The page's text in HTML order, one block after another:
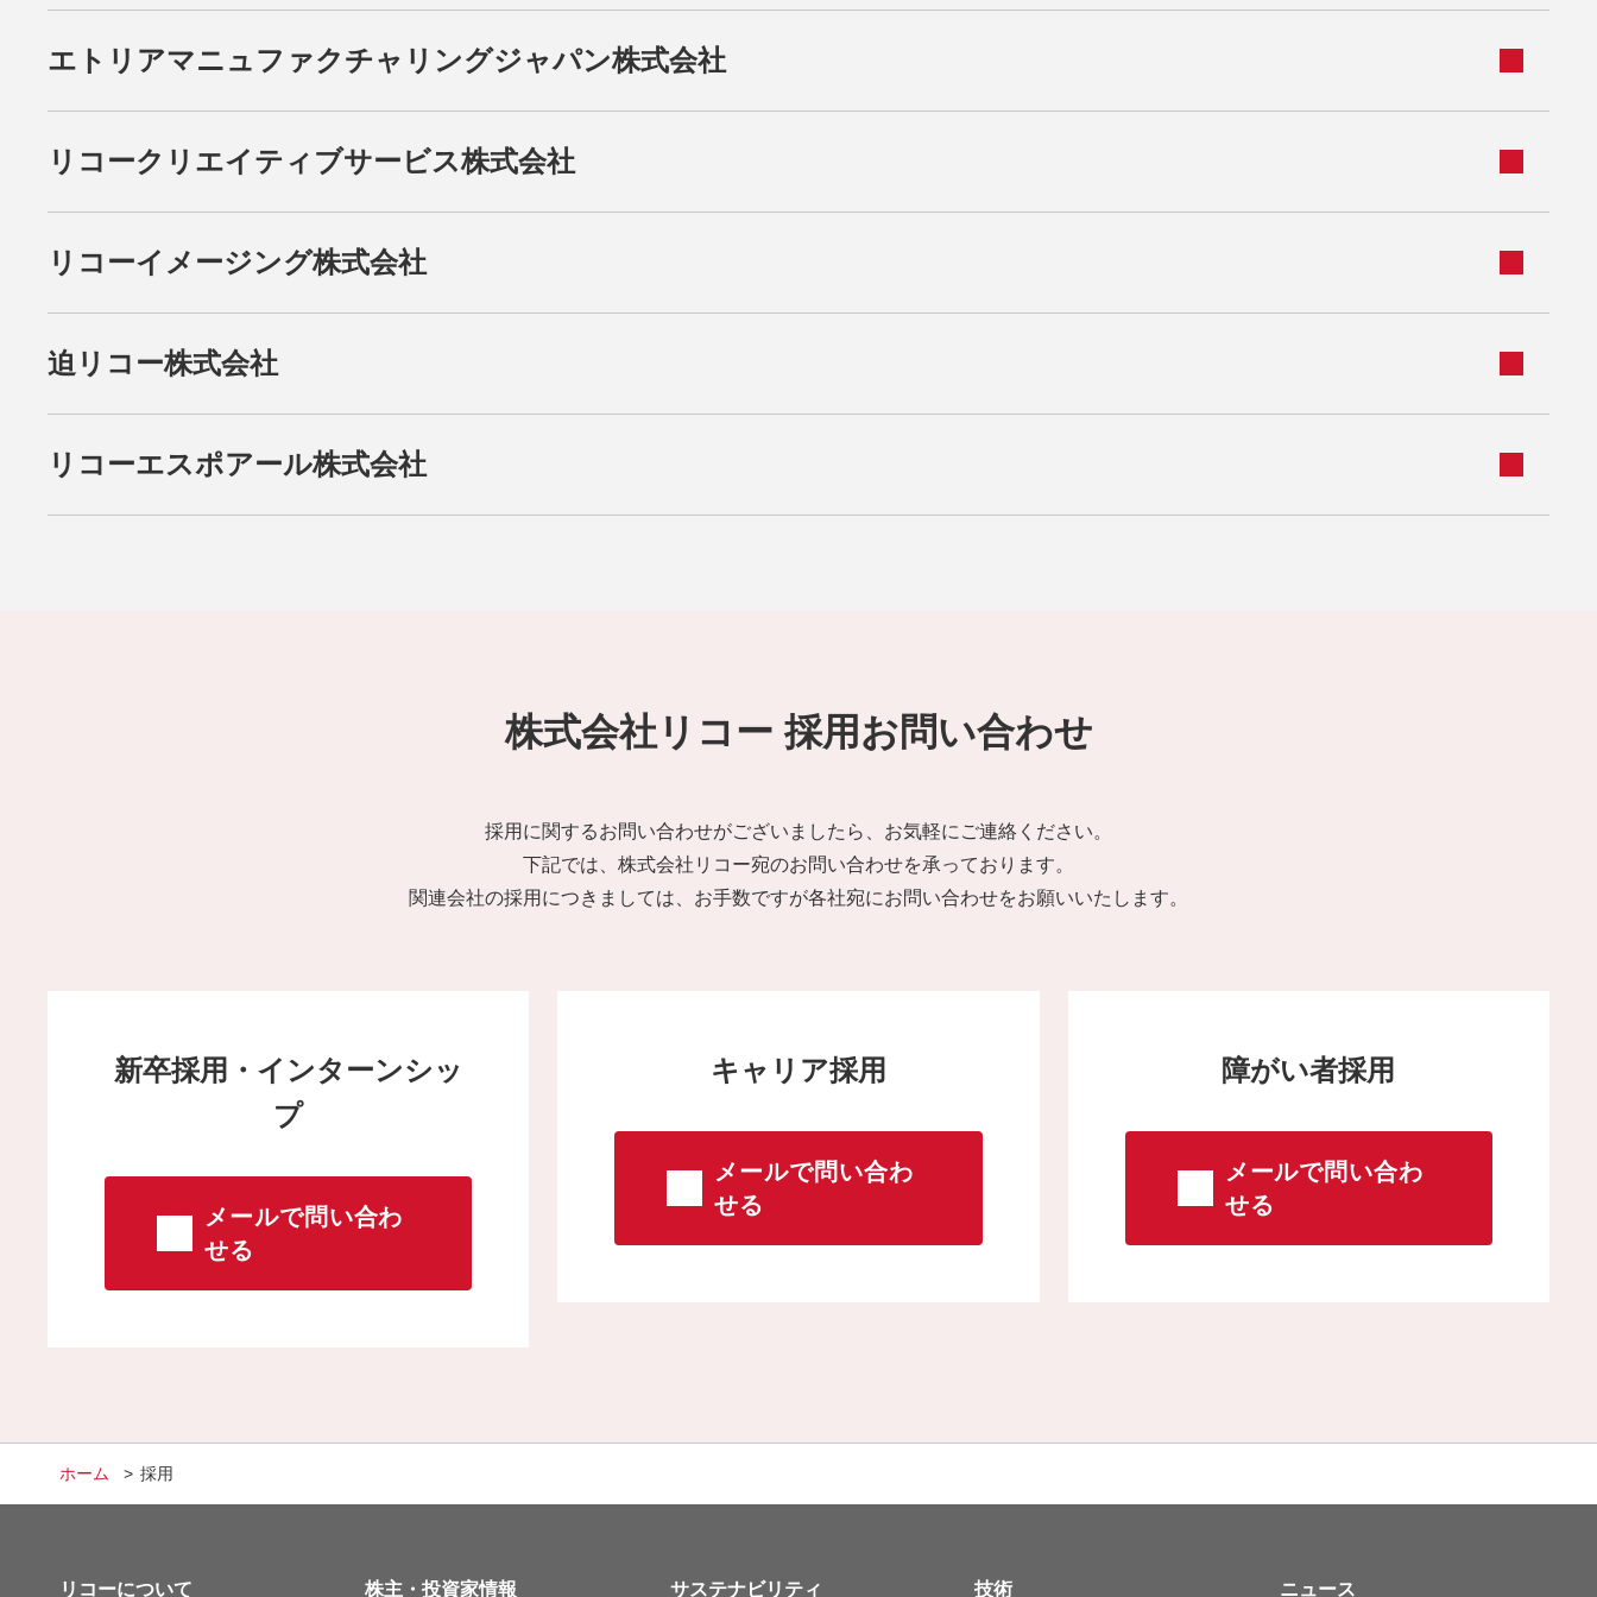
エトリアマニュファクチャリングジャパン株式会社
リコークリエイティブサービス株式会社
リコーイメージング株式会社
迫リコー株式会社
リコーエスポアール株式会社
株式会社リコー 採用お問い合わせ
採用に関するお問い合わせがございましたら、お気軽にご連絡ください。
下記では、株式会社リコー宛のお問い合わせを承っております。
関連会社の採用につきましては、お手数ですが各社宛にお問い合わせをお願いいたします。
新卒採用・インターンシッ
プ
メールで問い合わ
せる
キャリア採用
メールで問い合わ
せる
障がい者採用
メールで問い合わ
せる
ホーム 採用
リコーについて 株主・投資家情報 サステナビリティ 技術 ニュース